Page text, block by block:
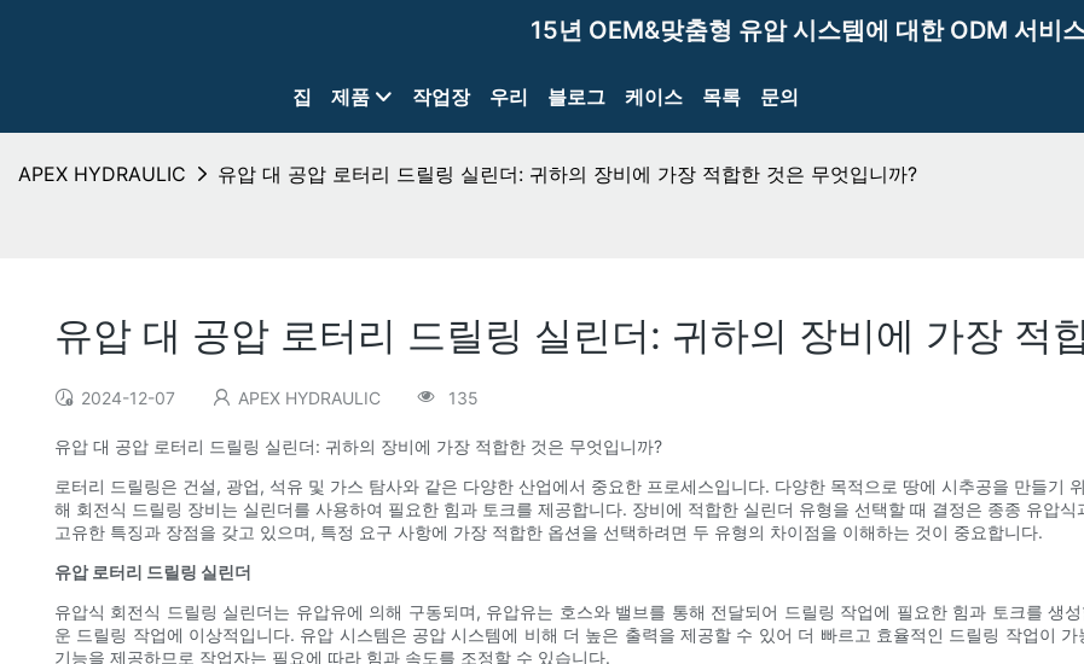
15년 OEM&맞춤형 유압 시스템에 대한 ODM 서비
집 제품 작업장 우리 블로그 케이스 목록 문의
APEX HYDRAULIC 유압 대 공압 로터리 드릴링 실린더: 귀하의 장비에 가장 적합한 것은 무엇입니까?
유압 대 공압 로터리 드릴링 실린더: 귀하의 장비에 가장 적
2024-12-07 APEX HYDRAULIC 135
유압 대 공압 로터리 드릴링 실린더: 귀하의 장비에 가장 적합한 것은 무엇입니까?
로터리 드릴링은 건설, 광업, 석유 및 가스 탐사와 같은 다양한 산업에서 중요한 프로세스입니다. 다양한 목적으로 땅에 시추공을 만들기
해 회전식 드릴링 장비는 실린더를 사용하여 필요한 힘과 토크를 제공합니다. 장비에 적합한 실린더 유형을 선택할 때 결정은 종종 유압
고유한 특징과 장점을 갖고 있으며, 특정 요구 사항에 가장 적합한 옵션을 선택하려면 두 유형의 차이점을 이해하는 것이 중요합니다.
유압 로터리 드릴링 실린더
유압식 회전식 드릴링 실린더는 유압유에 의해 구동되며, 유압유는 호스와 밸브를 통해 전달되어 드릴링 작업에 필요한 힘과 토크를 생
운 드릴링 작업에 이상적입니다. 유압 시스템은 공압 시스템에 비해 더 높은 출력을 제공할 수 있어 더 빠르고 효율적인 드릴링 작업이
기능을 제공하므로 작업자는 필요에 따라 힘과 속도를 조정할 수 있습니다.